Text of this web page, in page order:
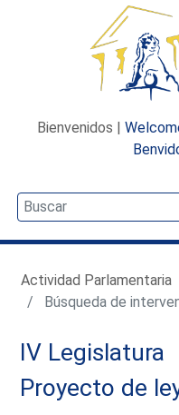
Bienvenidos |
Actividad Parlamentaria
Búsqueda de
IV Legislatura
Proyecto de